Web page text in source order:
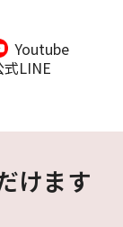
Youtube
式LINE
けます